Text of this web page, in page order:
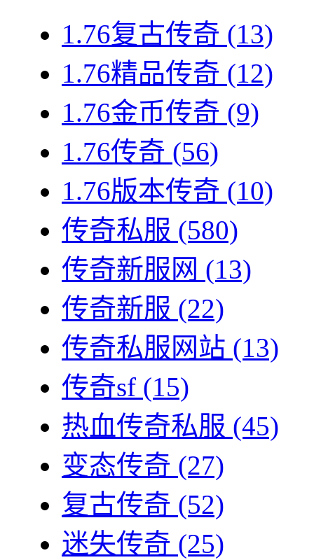
1.76复古传奇 (13)
1.76精品传奇 (12)
1.76金币传奇 (9)
1.76传奇 (56)
1.76版本传奇 (10)
传奇私服 (580)
传奇新服网 (13)
传奇新服 (22)
传奇私服网站 (13)
传奇sf (15)
热血传奇私服 (45)
变态传奇 (27)
复古传奇 (52)
迷失传奇 (25)